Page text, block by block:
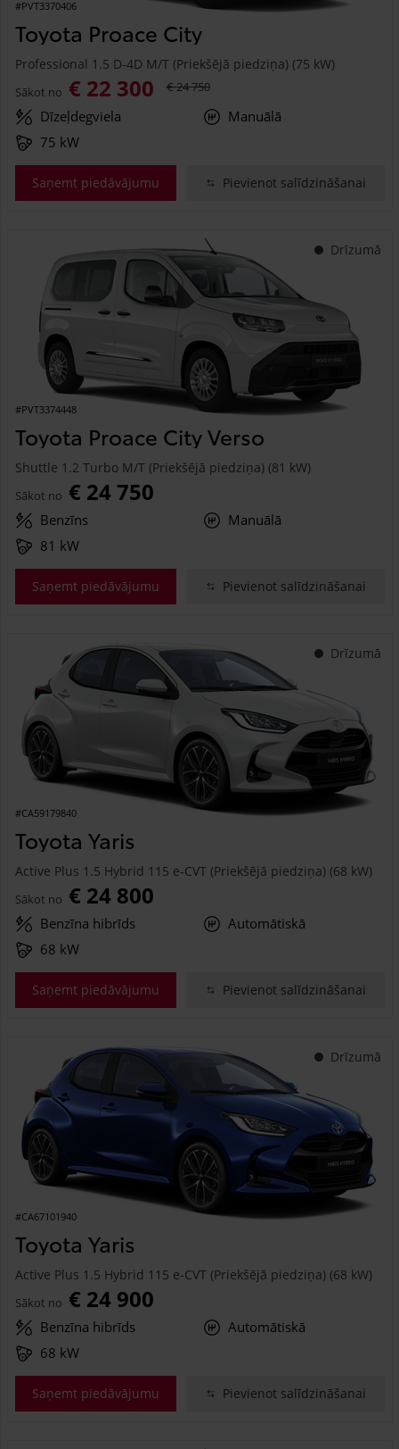
#PVT3370406
Toyota Proace City
Professional 1.5 D-4D M/T (Priekšējā piedziņa) (75 kW)
Sākot no € 22 300 € 24 750
Dīzeļdegviela
Manuālā
75 kW
Saņemt piedāvājumu Pievienot salīdzināšanai
Drīzumā
#PVT3374448
Toyota Proace City Verso
Shuttle 1.2 Turbo M/T (Priekšējā piedziņa) (81 kW)
Sākot no € 24 750
Benzīns
Manuālā
81 kW
Saņemt piedāvājumu Pievienot salīdzināšanai
Drīzumā
#CA59179840
Toyota Yaris
Active Plus 1.5 Hybrid 115 e-CVT (Priekšējā piedziņa) (68 kW)
Sākot no € 24 800
Benzīna hibrīds
Automātiskā
68 kW
Saņemt piedāvājumu Pievienot salīdzināšanai
Drīzumā
#CA67101940
Toyota Yaris
Active Plus 1.5 Hybrid 115 e-CVT (Priekšējā piedziņa) (68 kW)
Sākot no € 24 900
Benzīna hibrīds
Automātiskā
68 kW
Saņemt piedāvājumu Pievienot salīdzināšanai